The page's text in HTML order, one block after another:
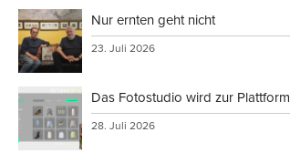
Nur ernten geht nicht
23. Juli 2026
Das Fotostudio wird zur Plattform
28. Juli 2026